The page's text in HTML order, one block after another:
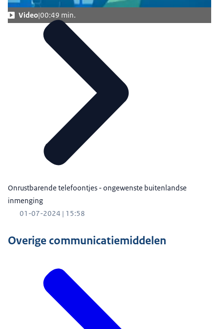
Video 00:49 min.
Onrustbarende telefoontjes - ongewenste buitenlandse
inmenging
01-07-2024 | 15:58
Overige communicatiemiddelen